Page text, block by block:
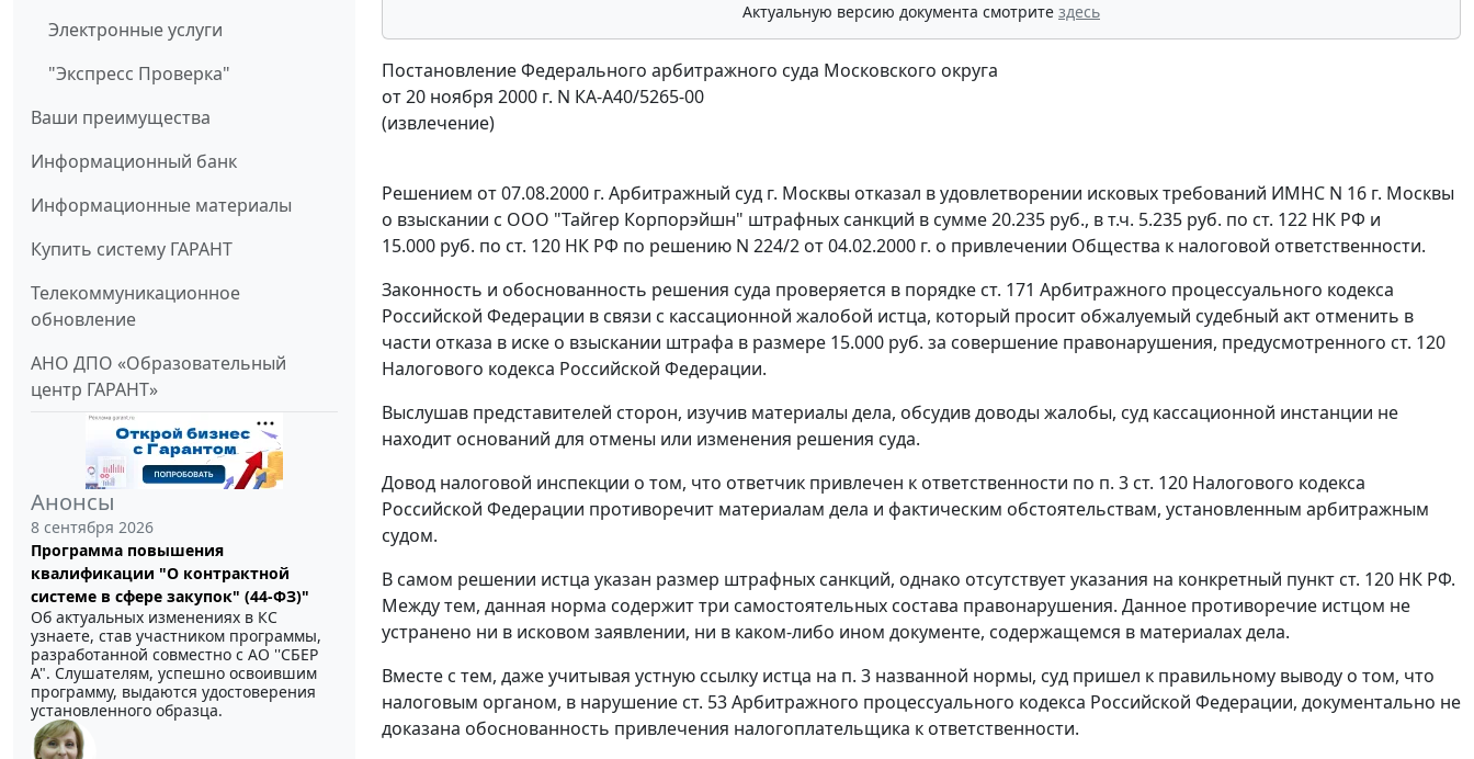
Электронные услуги
"Экспресс Проверка"
Ваши преимущества
Информационный банк
Информационные материалы
Купить систему ГАРАНТ
Телекоммуникационное
обновление
АНО ДПО «Образовательный
центр ГАРАНТ»
Анонсы
8 сентября 2026
Программа повышения
квалификации "О контрактной
системе в сфере закупок" (44-ФЗ)"
Об актуальных изменениях в КС
узнаете, став участником программы,
разработанной совместно с АО ''СБЕР
А". Слушателям, успешно освоившим
программу, выдаются удостоверения
установленного образца.
Актуальную версию документа смотрите здесь
Постановление Федерального арбитражного суда Московского округа
от 20 ноября 2000 г. N КА-А40/5265-00
(извлечение)
Решением от 07.08.2000 г. Арбитражный суд г. Москвы отказал в удовлетворении исковых требований ИМНС N 16 г. Москвы
о взыскании с ООО "Тайгер Корпорэйшн" штрафных санкций в сумме 20.235 руб., в т.ч. 5.235 руб. по ст. 122 НК РФ и
15.000 руб. по ст. 120 НК РФ по решению N 224/2 от 04.02.2000 г. о привлечении Общества к налоговой ответственности.
Законность и обоснованность решения суда проверяется в порядке ст. 171 Арбитражного процессуального кодекса
Российской Федерации в связи с кассационной жалобой истца, который просит обжалуемый судебный акт отменить в
части отказа в иске о взыскании штрафа в размере 15.000 руб. за совершение правонарушения, предусмотренного ст. 120
Налогового кодекса Российской Федерации.
Выслушав представителей сторон, изучив материалы дела, обсудив доводы жалобы, суд кассационной инстанции не
находит оснований для отмены или изменения решения суда.
Довод налоговой инспекции о том, что ответчик привлечен к ответственности по п. 3 ст. 120 Налогового кодекса
Российской Федерации противоречит материалам дела и фактическим обстоятельствам, установленным арбитражным
судом.
В самом решении истца указан размер штрафных санкций, однако отсутствует указания на конкретный пункт ст. 120 НК РФ.
Между тем, данная норма содержит три самостоятельных состава правонарушения. Данное противоречие истцом не
устранено ни в исковом заявлении, ни в каком-либо ином документе, содержащемся в материалах дела.
Вместе с тем, даже учитывая устную ссылку истца на п. 3 названной нормы, суд пришел к правильному выводу о том, что
налоговым органом, в нарушение ст. 53Арбитражного процессуального кодекса Российской Федерации, документально не
доказана обоснованность привлечения налогоплательщика к ответственности.